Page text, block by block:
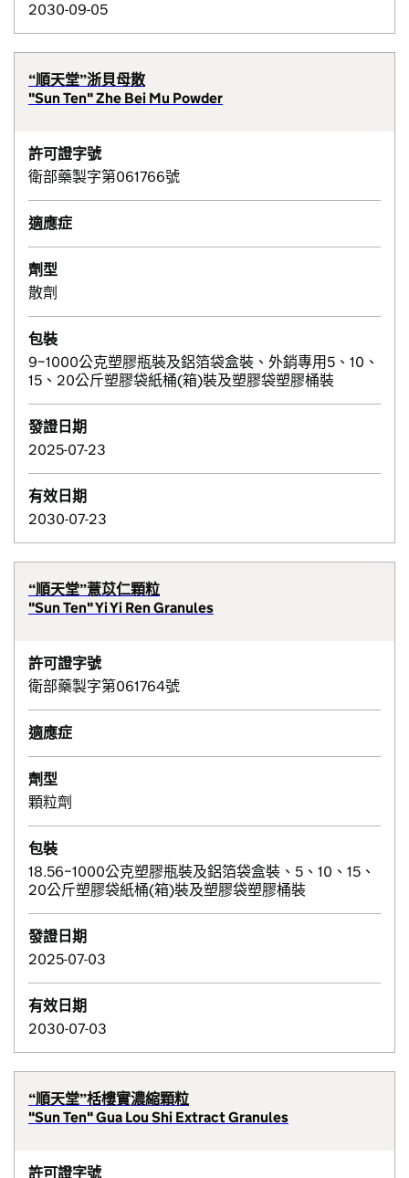
2030-09-05
“順天堂”浙貝母散
"Sun Ten" Zhe Bei Mu Powder
許可證字號
衛部藥製字第061766號
適應症
劑型
散劑
包裝
9~1000公克塑膠瓶裝及鋁箔袋盒裝、外銷專用5、10、
15、20公斤塑膠袋紙桶(箱)裝及塑膠袋塑膠桶裝
發證日期
2025-07-23
有效日期
2030-07-23
“順天堂”薏苡仁顆粒
"Sun Ten" Yi Yi Ren Granules
許可證字號
衛部藥製字第061764號
適應症
劑型
顆粒劑
包裝
18.56~1000公克塑膠瓶裝及鋁箔袋盒裝、5、10、15、
20公斤塑膠袋紙桶(箱)裝及塑膠袋塑膠桶裝
發證日期
2025-07-03
有效日期
2030-07-03
“順天堂”栝樓實濃縮顆粒
"Sun Ten" Gua Lou Shi Extract Granules
許可證字號